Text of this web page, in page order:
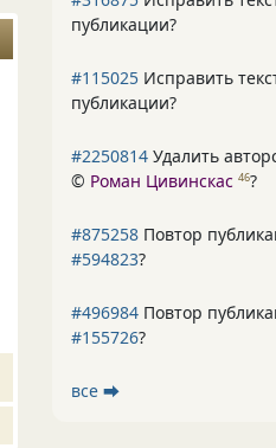
публикации?
#115025 Исправить
публикации?
#2250814 Удалить
© Роман Цивинскас 46?
#875258 Повтор
#594823?
#496984 Повтор
#155726?
все ⮕